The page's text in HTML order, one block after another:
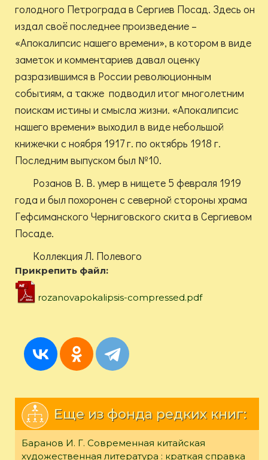
голодного Петрограда в Сергиев Посад. Здесь он
издал своё последнее произведение –
«Апокалипсис нашего времени», в котором в виде
заметок и комментариев давал оценку
разразившимся в России революционным
событиям, а также подводил итог многолетним
поискам истины и смысла жизни. «Апокалипсис
нашего времени» выходил в виде небольшой
книжечки с ноября 1917 г. по октябрь 1918 г.
Последним выпуском был №10.
Розанов В. В. умер в нищете 5 февраля 1919
года и был похоронен с северной стороны храма
Гефсиманского Черниговского скита в Сергиевом
Посаде.
Коллекция Л. Полевого
Прикрепить файл:
rozanovapokalipsis-compressed.pdf
Еще из фонда редких книг:
Баранов И. Г. Современная китайская
художественная литература : краткая справка